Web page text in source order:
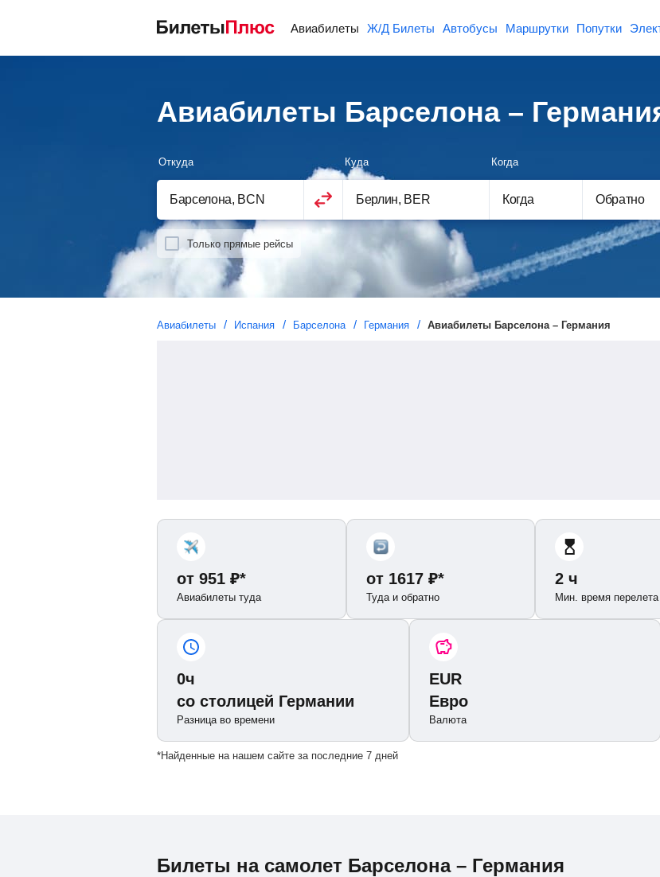
Авиабилеты Ж/Д Билеты Автобусы Маршрутки Попутки
Авиабилеты Барселона –
Откуда Куда
Когда
Когда
Обратно
Только прямые рейсы
Авиабилеты Испания Барселона Германия Авиабилеты Барселона – Германия
от 951 ₽*
Авиабилеты туда
от 1617 ₽*
Туда и обратно
2 ч
Мин. время перелета
0ч
со столицей Германии
Разница во времени
EUR
Евро
Валюта
*Найденные на нашем сайте за последние 7 дней
Билеты на самолет Барселона – Германия